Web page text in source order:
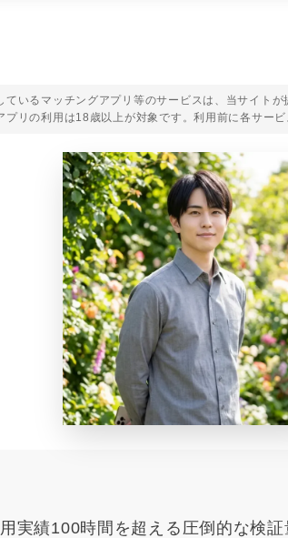
いるマッチングアプリ等のサービスは、当サイト
リの利用は18歳以上が対象です。利用前に各サー
実績100時間を超える圧倒的な検